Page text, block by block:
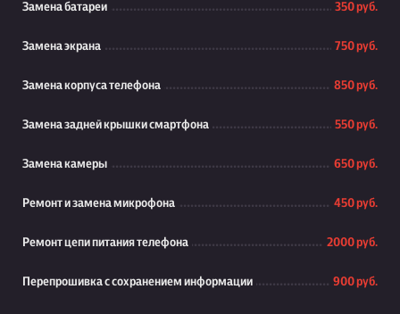
Замена батареи 350 руб.
Замена экрана 750 руб.
Замена корпуса телефона 850 руб.
Замена задней крышки смартфона 550 руб.
Замена камеры 650 руб.
Ремонт и замена микрофона 450 руб.
Ремонт цепи питания телефона 2000 руб.
Перепрошивка с сохранением информации 900 руб.